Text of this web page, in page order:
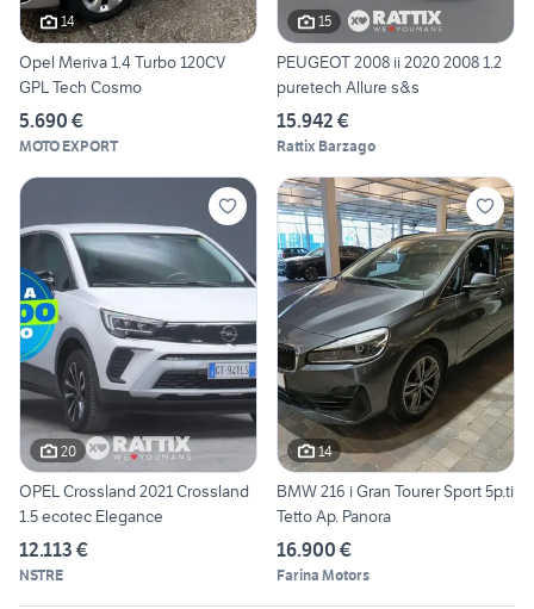
14
Opel Meriva 1.4 Turbo 120CV
GPL Tech Cosmo
5.690 €
MOTO EXPORT
15
PEUGEOT 2008 ii 2020 2008 1.2
puretech Allure s&s
15.942 €
Rattix Barzago
20
OPEL Crossland 2021 Crossland
1.5 ecotec Elegance
12.113 €
NSTRE
14
BMW 216 i Gran Tourer Sport 5p.ti
Tetto Ap. Panora
16.900 €
Farina Motors